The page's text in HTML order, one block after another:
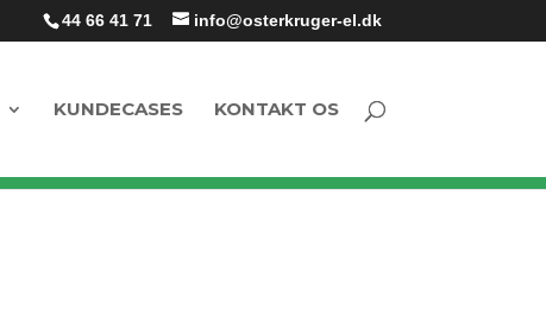
44 66 41 71 info@osterkruger-el.dk
KUNDECASES KONTAKT OS